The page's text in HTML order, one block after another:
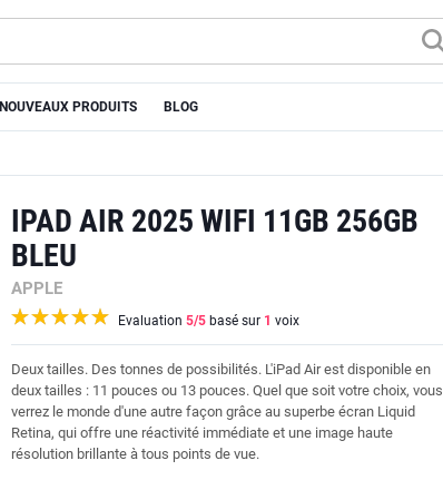
NOUVEAUX PRODUITS BLOG
IPAD AIR 2025 WIFI 11GB 256GB
BLEU
APPLE
Evaluation 5/5 basé sur 1 voix
Deux tailles. Des tonnes de possibilités. L'iPad Air est disponible en
deux tailles : 11 pouces ou 13 pouces. Quel que soit votre choix, vous
verrez le monde d'une autre façon grâce au superbe écran Liquid
Retina, qui offre une réactivité immédiate et une image haute
résolution brillante à tous points de vue.